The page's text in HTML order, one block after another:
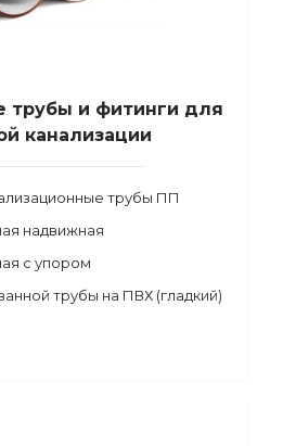
трубы и фитинги для
канализации
трубы ПП
надвижная
с упором
трубы на ПВХ (гладкий)